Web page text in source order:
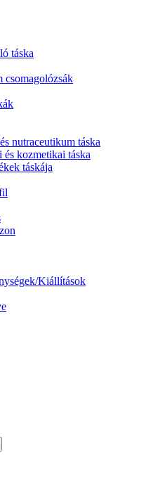
táska
csomagolózsák
nutraceutikum táska
és kozmetikai táska
táskája
Kiállítások